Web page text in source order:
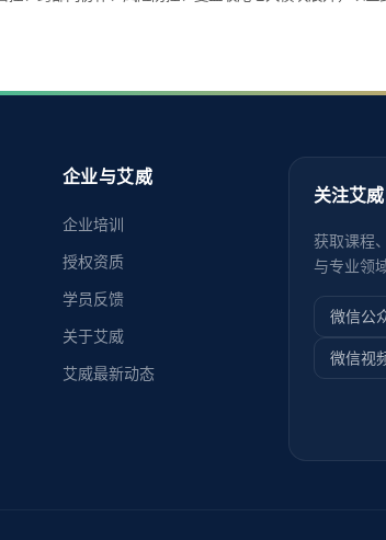
企业与艾威
企业培训
授权资质
学员反馈
关于艾威
艾威最新动态
关注艾威
获取课程
与专业领
微信公
微信视